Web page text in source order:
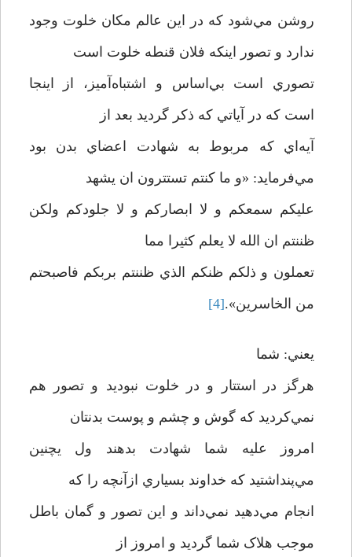
روشن مي‌شود که در اين عالم مکان خلوت وجود
ندارد و تصور اينکه فلان قنطه خلوت است
تصوري است بي‌اساس و اشتباه‌آميز، از اينجا
است که در آياتي که ذکر گرديد بعد از
آيه‌اي که مربوط به شهادت اعضاي بدن بود
مي‌فرمايد: «و ما کنتم تستترون ان يشهد
عليکم سمعکم و لا ابصارکم و لا جلودکم ولکن
ظننتم ان الله لا يعلم کثيرا مما
تعملون و ذلکم ظنکم الذي ظننتم بربکم فاصبحتم
من الخاسرين».[4]
يعني: شما
هرگز در استتار و در خلوت نبوديد و تصور هم
نمي‌کرديد که گوش و چشم و پوست بدنتان
امروز عليه شما شهادت بدهند ول يچنين
مي‌پنداشتيد که خداوند بسياري ازآنچه را که
انجام مي‌دهيد نمي‌داند و اين تصور و گمان باطل
موجب هلاک شما گرديد و امروز از